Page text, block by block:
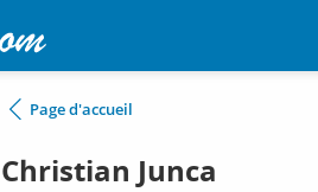
Page d'accueil
Christian Junca